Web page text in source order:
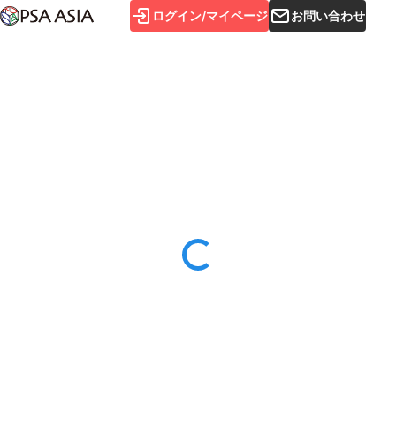
ログイン/マイページ お問い合わせ